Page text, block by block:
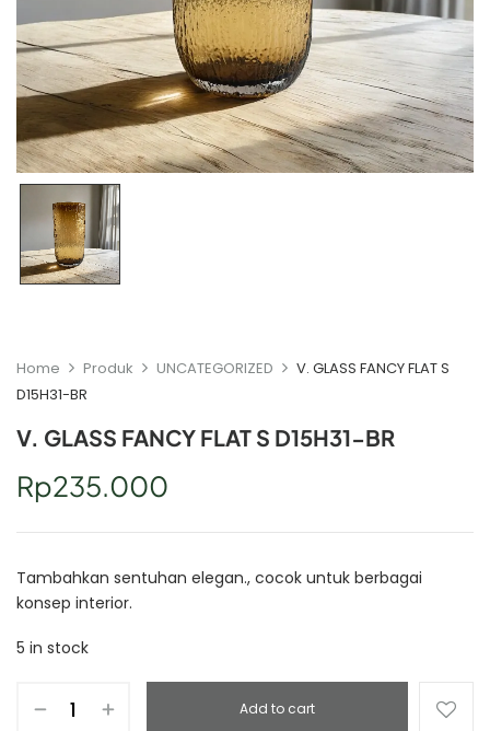
Home Produk UNCATEGORIZED
V. GLASS FANCY FLAT S
D15H31-BR
V. GLASS FANCY FLAT S D15H31-BR
Rp235.000
Tambahkan sentuhan elegan., cocok untuk berbagai
konsep interior.
5 in stock
Add to cart